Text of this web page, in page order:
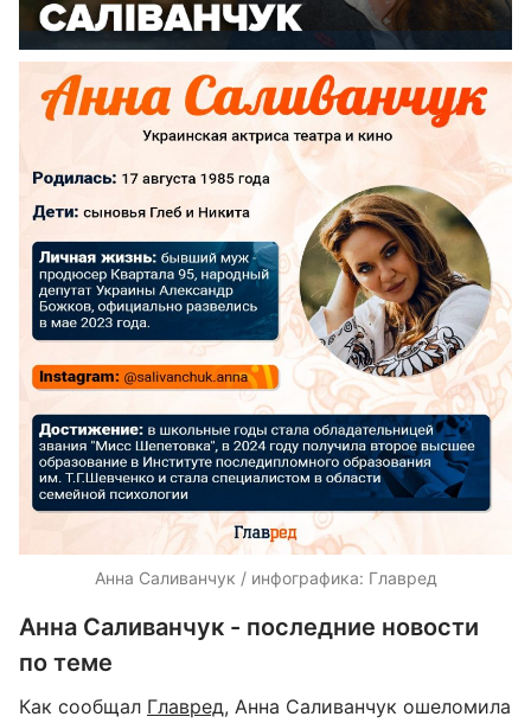
Анна Саливанчук / инфографика: Главред
Анна Саливанчук - последние новости
по теме
Как сообщал Главред, Анна Саливанчук ошеломила